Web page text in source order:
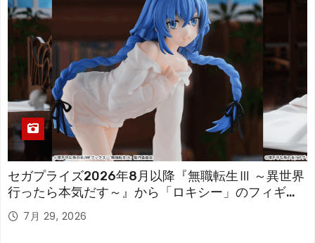
セガプライズ2026年8月以降『無職転生Ⅲ ～異世界
行ったら本気だす～』から「ロキシー」のフィギュ
アが登場！
7月 29, 2026